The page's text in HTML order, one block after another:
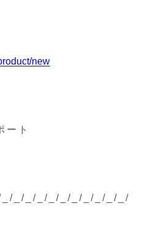
new
ート
_/_/_/_/_/_/_/_/_/_/